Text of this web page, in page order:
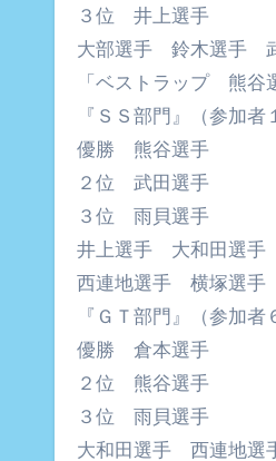
３位 井上選手
大部選手 鈴木選手
「ベストラップ 熊谷
『ＳＳ部門』（参加者
優勝 熊谷選手
２位 武田選手
３位 雨貝選手
井上選手 大和田選
西連地選手 横塚選
『ＧＴ部門』（参加者
優勝 倉本選手
２位 熊谷選手
３位 雨貝選手
大和田選手 西連地